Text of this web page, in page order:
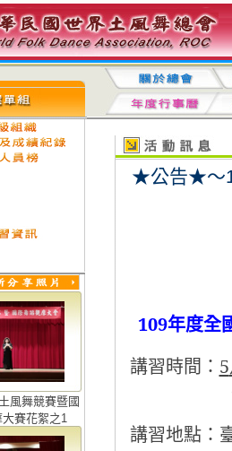
風舞競賽暨國
賽花絮之1
★公告★～
109年度全
講習時間： 5
講習地點：